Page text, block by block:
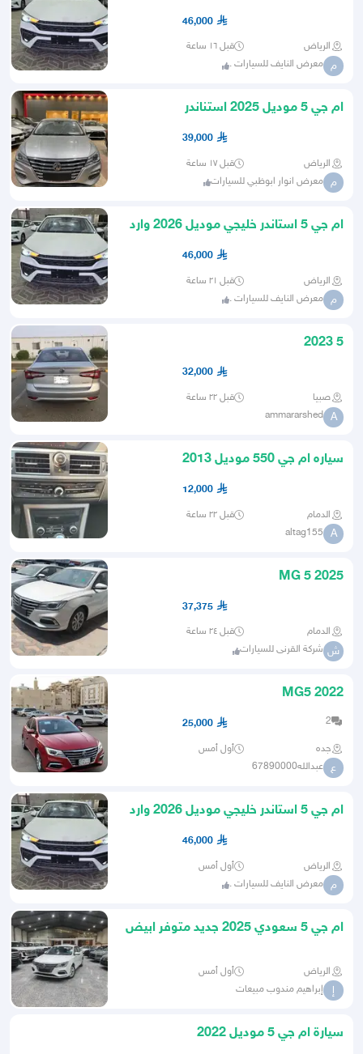
46,000
الرياض قبل ١٦ ساعة
م معرض النايف للسيارات .
ام جي 5 موديل 2025 استناندر
39,000
الرياض قبل ١٧ ساعة
م معرض انوار ابوظبي للسيارات
ام جي 5 استاندر خليجي موديل 2026 وارد
46,000
الرياض قبل ٢١ ساعة
م معرض النايف للسيارات .
5 2023
32,000
صبيا قبل ٢٢ ساعة
A
ammararshed
سياره ام جي 550 موديل 2013
12,000
الدمام قبل ٢٢ ساعة
A
altag155
MG 5 2025
37,375
الدمام قبل ٢٤ ساعة
ش شركة القرنى للسيارات
MG5 2022
2
25,000
جده أول أمس
ع عبدالله67890000
ام جي 5 استاندر خليجي موديل 2026 وارد
46,000
الرياض أول أمس
م معرض النايف للسيارات .
ام جي 5 سعودي 2025 جديد متوفر ابيض
الرياض أول أمس
إ إبراهيم مندوب مبيعات
سيارة ام جي 5 موديل 2022